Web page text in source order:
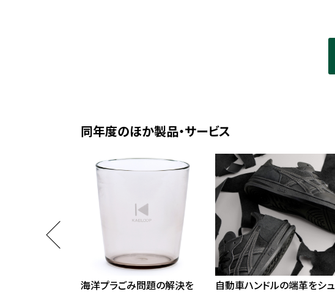
同年度のほか製品・サービス
海洋プラごみ問題の解決を
自動車ハンドルの端革をシュ